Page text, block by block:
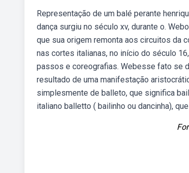
Representação de um balé perante
dança surgiu no século xv, durante o.
que sua origem remonta aos circuitos da
nas cortes italianas, no início do século
passos e coreografias. Webesse fato se
resultado de uma manifestação
simplesmente de balleto, que significa
italiano balletto ( bailinho ou dancinha),